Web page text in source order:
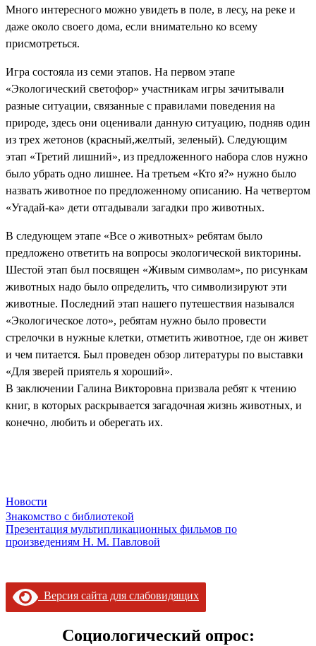
Много интересного можно увидеть в поле, в лесу, на реке и
даже около своего дома, если внимательно ко всему
присмотреться.
Игра состояла из семи этапов. На первом этапе
«Экологический светофор» участникам игры зачитывали
разные ситуации, связанные с правилами поведения на
природе, здесь они оценивали данную ситуацию, подняв один
из трех жетонов (красный,желтый, зеленый). Следующим
этап «Третий лишний», из предложенного набора слов нужно
было убрать одно лишнее. На третьем «Кто я?» нужно было
назвать животное по предложенному описанию. На четвертом
«Угадай-ка» дети отгадывали загадки про животных.
В следующем этапе «Все о животных» ребятам было
предложено ответить на вопросы экологической викторины.
Шестой этап был посвящен «Живым символам», по рисункам
животных надо было определить, что символизируют эти
животные. Последний этап нашего путешествия назывался
«Экологическое лото», ребятам нужно было провести
стрелочки в нужные клетки, отметить животное, где он живет
и чем питается. Был проведен обзор литературы по выставки
«Для зверей приятель я хороший».
В заключении Галина Викторовна призвала ребят к чтению
книг, в которых раскрывается загадочная жизнь животных, и
конечно, любить и оберегать их.
Новости
Навигация
по
Знакомство с библиотекой
Презентация мультипликационных фильмов по
произведениям Н. М. Павловой
Версия сайта для слабовидящих
Социологический опрос: